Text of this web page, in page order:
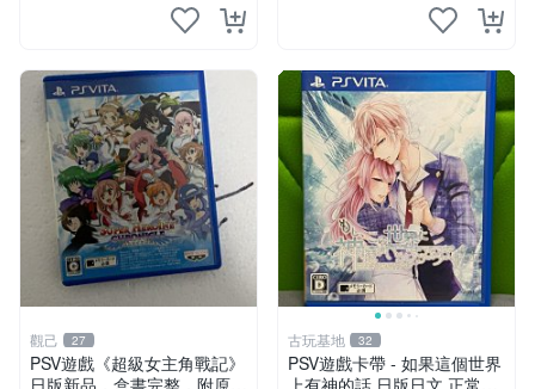
觀己 27
PSV遊戲《超級女主角戰記》
古玩基地 32
PSV遊戲卡帶 - 如果這個世界